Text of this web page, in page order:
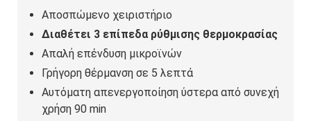
Αποσπώμενο χειριστήριο
Διαθέτει 3 επίπεδα ρύθμισης θερμοκρασίας
Απαλή επένδυση μικροϊνών
Γρήγορη θέρμανση σε 5 λεπτά
Αυτόματη απενεργοποίηση ύστερα από συνεχή
χρήση 90 min